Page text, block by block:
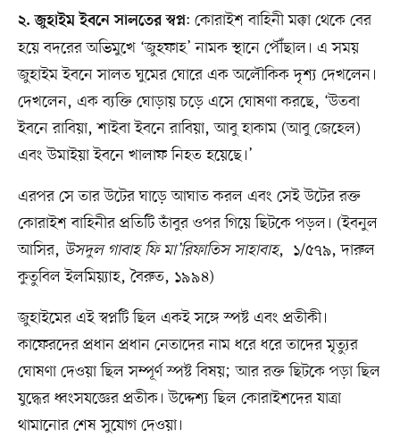
২. জুহাইম ইবনে সালতের স্বপ্ন: কোরাইশ বাহিনী মক্কা থেকে বের
হয়ে বদরের অভিমুখে ‘জুহফাহ’ নামক স্থানে পৌঁছাল। এ সময়
জুহাইম ইবনে সালত ঘুমের ঘোরে এক অলৌকিক দৃশ্য দেখলেন।
দেখলেন, এক ব্যক্তি ঘোড়ায় চড়ে এসে ঘোষণা করছে, ‘উতবা
ইবনে রাবিয়া, শাইবা ইবনে রাবিয়া, আবু হাকাম (আবু জেহেল)
এবং উমাইয়া ইবনে খালাফ নিহত হয়েছে।’
এরপর সে তার উটের ঘাড়ে আঘাত করল এবং সেই উটের রক্ত
কোরাইশ বাহিনীর প্রতিটি তাঁবুর ওপর গিয়ে ছিটকে পড়ল। (ইবনুল
আসির, উসদুল গাবাহ ফি মা’রিফাতিস সাহাবাহ, ১/৫৭৯, দারুল
কুতুবিল ইলমিয়্যাহ, বৈরুত, ১৯৯৪)
জুহাইমের এই স্বপ্নটি ছিল একই সঙ্গে স্পষ্ট এবং প্রতীকী।
কাফেরদের প্রধান প্রধান নেতাদের নাম ধরে ধরে তাদের মৃত্যুর
ঘোষণা দেওয়া ছিল সম্পূর্ণ স্পষ্ট বিষয়; আর রক্ত ছিটকে পড়া ছিল
যুদ্ধের ধ্বংসযজ্ঞের প্রতীক। উদ্দেশ্য ছিল কোরাইশদের যাত্রা
থামানোর শেষ সুযোগ দেওয়া।